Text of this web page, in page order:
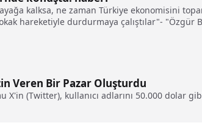
kalksa, ne zaman Türkiye ekonomisini
hareketiyle durdurmaya çalıştılar"-
Veren Bir Pazar Oluşturdu
(Twitter), kullanıcı adlarını 50.000 dolar